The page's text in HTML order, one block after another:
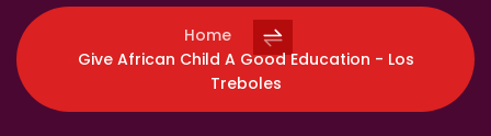
Home
Give African Child A Good Education - Los
Treboles